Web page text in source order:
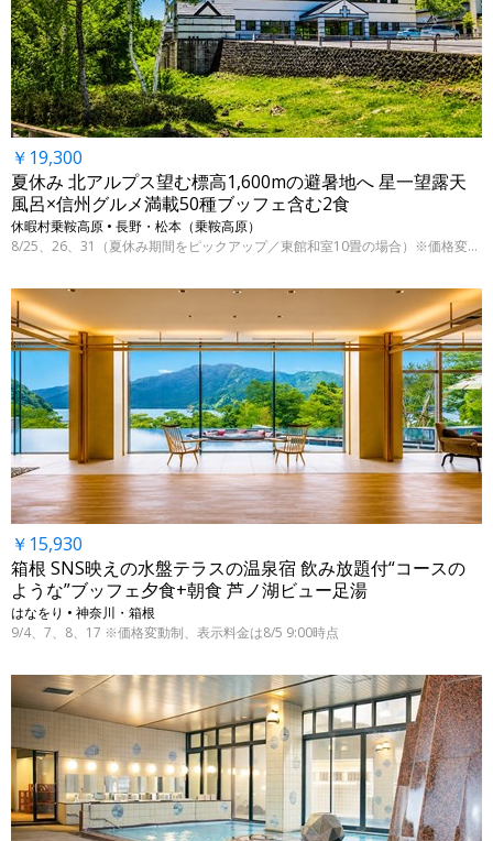
￥19,300
夏休み 北アルプス望む標高1,600mの避暑地へ 星一望露天
風呂×信州グルメ満載50種ブッフェ含む2食
休暇村乗鞍高原 • 長野・松本（乗鞍高原）
8/25、26、31（夏休み期間をピックアップ／東館和室10畳の場合）※価格変動制、表示料金は7/29 9時時点
￥15,930
箱根 SNS映えの水盤テラスの温泉宿 飲み放題付“コースの
ような”ブッフェ夕食+朝食 芦ノ湖ビュー足湯
はなをり • 神奈川・箱根
9/4、7、8、17 ※価格変動制、表示料金は8/5 9:00時点